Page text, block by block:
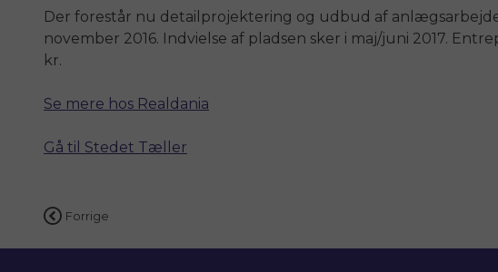
Der forestår nu detailprojektering og udbud af
november 2016. Indvielse af pladsen sker i maj/juni 2017.
kr.
Se mere hos Realdania
Gå til Stedet Tæller
Indlægsnavigation
Forrige